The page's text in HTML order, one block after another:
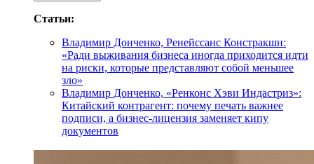
Статьи:
Владимир Донченко, Ренейссанс Констракшн:
«Ради выживания бизнеса иногда приходится идти
на риски, которые представляют собой меньшее
зло»
Владимир Донченко, «Ренконс Хэви Индастриз»:
Китайский контрагент: почему печать важнее
подписи, а бизнес-лицензия заменяет кипу
документов